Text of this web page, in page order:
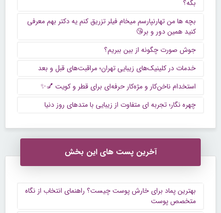
بگه؟
بچه ها من تهارنپارسم میخام فیلر تزریق کنم یه دکتر بهم معرفی
کنید همین دور و بر😘
جوش صورت چگونه از بین ببریم؟
خدمات در کلینیک‌های زیبایی تهران؛ مراقبت‌های قبل و بعد
استخدام ناخن‌کار و مژه‌کار حرفه‌ای برای قطر و کویت 💅✨
چهره نگار؛ تجربه ‌ای متفاوت از زیبایی با متدهای روز دنیا
آخرین پست های این بخش
بهترین پماد برای خارش پوست چیست؟ راهنمای انتخاب از نگاه
متخصص پوست